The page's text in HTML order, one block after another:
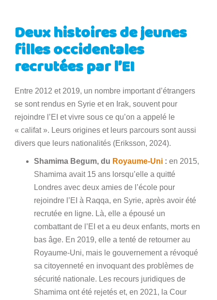
Deux histoires de jeunes
filles occidentales
recrutées par l’EI
Entre 2012 et 2019, un nombre important d’étrangers
se sont rendus en Syrie et en Irak, souvent pour
rejoindre l’EI et vivre sous ce qu’on a appelé le
« califat ». Leurs origines et leurs parcours sont aussi
divers que leurs nationalités (Eriksson, 2024).
Shamima Begum, du Royaume-Uni : en 2015,
Shamima avait 15 ans lorsqu’elle a quitté
Londres avec deux amies de l’école pour
rejoindre l’EI à Raqqa, en Syrie, après avoir été
recrutée en ligne. Là, elle a épousé un
combattant de l’EI et a eu deux enfants, morts en
bas âge. En 2019, elle a tenté de retourner au
Royaume-Uni, mais le gouvernement a révoqué
sa citoyenneté en invoquant des problèmes de
sécurité nationale. Les recours juridiques de
Shamima ont été rejetés et, en 2021, la Cour